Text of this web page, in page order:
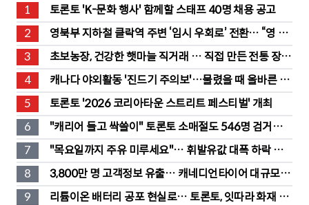
1
토론토 'K-문화 행사' 함께할 스태프 40명 채용 공고
2
영북부 지하철 클락역 주변 ‘임시 우회로’ 전환… “영 스
트리트 바뀐다”
3
초보농장, 건강한 햇마늘 직거래 … 직접 만든 전통 장류
도 판매
4
캐나다 야외활동 '진드기 주의보'…물렸을 때 올바른 대
처법은?
5
토론토 '2026 코리아타운 스트리트 페스티벌' 개최
6
"캐리어 들고 싹쓸이" 토론토 소매절도 546명 검거…
훔친 물건 재유통
7
"목요일까지 주유 미루세요"… 휘발유값 대폭 하락 예
고
8
3,800만 명 고객정보 유출… 캐네디언타이어 대규모 집
단소송 직면
9
리튬이온 배터리 공포 현실로… 토론토, 잇따라 화재 발